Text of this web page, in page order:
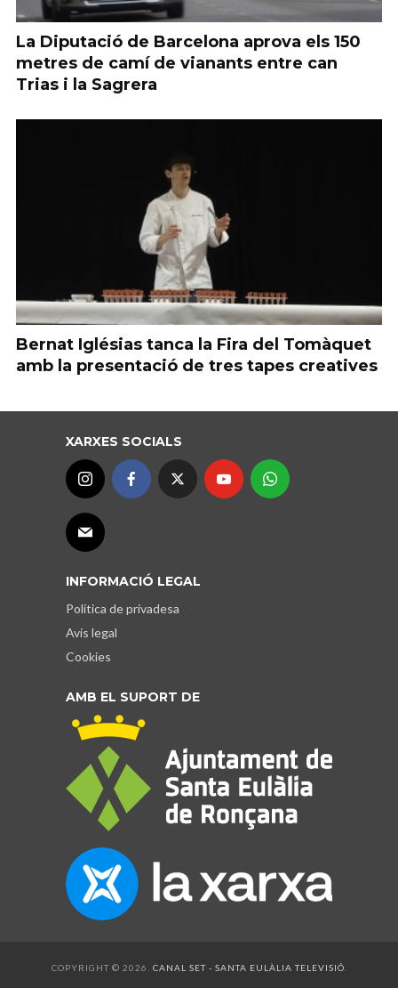
La Diputació de Barcelona aprova els 150
metres de camí de vianants entre can
Trias i la Sagrera
Bernat Iglésias tanca la Fira del Tomàquet
amb la presentació de tres tapes creatives
XARXES SOCIALS
INFORMACIÓ LEGAL
Política de privadesa
Avís legal
Cookies
AMB EL SUPORT DE
COPYRIGHT © 2026. CANAL SET - SANTA EULÀLIA TELEVISIÓ